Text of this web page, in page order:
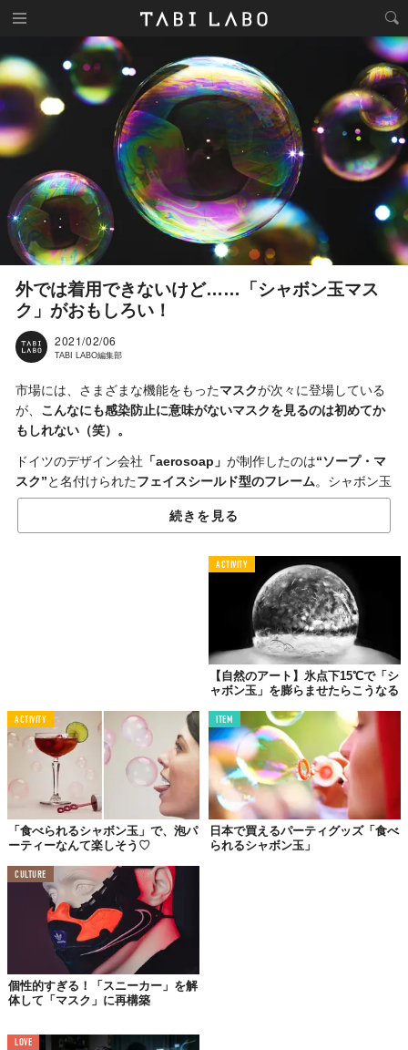
外では着用できないけど……「シャボン玉マス
ク」がおもしろい！
2021/02/06
TABI LABO編集部
市場には、さまざまな機能をもったマスクが次々に登場している
が、 こんなにも感染防止に意味がないマスクを見るのは初めてか
もしれない（笑）。
ドイツのデザイン会社 「aerosoap」 が制作したのは“ソープ・マ
スク”と名付けられたフェイスシールド型のフレーム。シャボン玉
の液体を付けて顔に装着すると、息を吹くだけでシャボン玉を作
もちろん、これは外出のために着けるということは想定されてお
らず、ロックダウン中の単調な時間を少しでも明るく過ごせるよ
一面のシャボン玉液に息を吹きかけるのは、なかなかコツがいり
そうでおもしろそうだ。どれだけシャボン玉を作れるか競ってみ
いずれにせよ、家族との時間を楽しく過ごせること間違いなしの
このマスク。ここまで人々を明るくしてくれるマスクも珍しいの
ではないだろうか。
続きを見る
ACTIVITY
【自然のアート】氷点下15℃で「シ
ャボン玉」を膨らませたらこうなる
ACTIVITY
「食べられるシャボン玉」で、泡パ
ーティーなんて楽しそう♡
ITEM
日本で買えるパーティグッズ「食べ
られるシャボン玉」
CULTURE
個性的すぎる！「スニーカー」を解
体して「マスク」に再構築
LOVE